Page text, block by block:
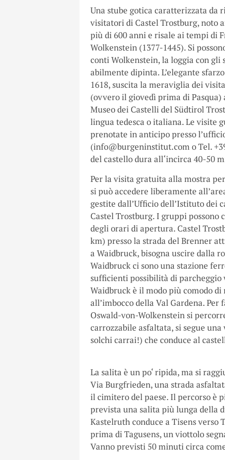
Una stube gotica caratterizzata
visitatori di Castel Trostburg, noto
più di 600 anni e risale ai tempi di
Wolkenstein (1377-1445). Si
conti Wolkenstein, la loggia con
abilmente dipinta. L’elegante
1618, suscita la meraviglia dei
(ovvero il giovedì prima di
Museo dei Castelli del Südtirol
lingua tedesca o italiana. Le visite
prenotate in anticipo presso
(info@burgeninstitut.com o Tel.
del castello dura all‘incirca 40-50
Per la visita gratuita alla mostra
si può accedere liberamente
gestite dall’Ufficio dell’Istituto dei
Castel Trostburg. I gruppi
degli orari di apertura. Castel
km) presso la strada del Brenner
a Waidbruck, bisogna uscire dalla
Waidbruck ci sono una stazione
sufficienti possibilità di
Waidbruck è il modo più comodo
all’imbocco della Val Gardena. Per
Oswald-von-Wolkenstein si
carrozzabile asfaltata, si segue
solchi carrai!) che conduce al
La salita è un po‘ ripida, ma si
Via Burgfrieden, una strada
il cimitero del paese. Il percorso è
prevista una salita più lunga della
Kastelruth conduce a Tisens verso
prima di Tagusens, un viottolo
Vanno previsti 50 minuti circa